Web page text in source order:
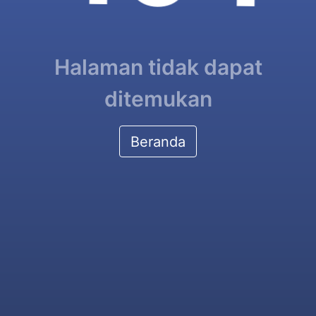
Halaman tidak dapat
ditemukan
Beranda